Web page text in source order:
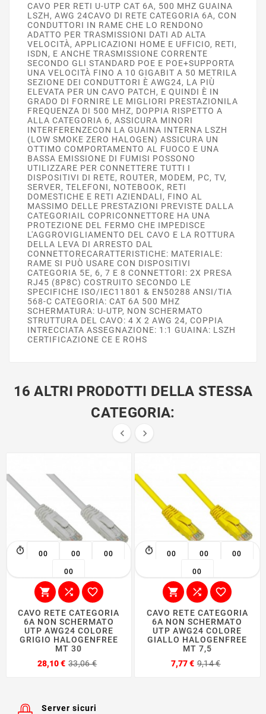
CAVO PER RETI U-UTP CAT 6A, 500 MHZ GUAINA
LSZH, AWG 24CAVO DI RETE CATEGORIA 6A, CON
CONDUTTORI IN RAME CHE LO RENDONO
ADATTO PER TRASMISSIONI DATI AD ALTA
VELOCITÀ, APPLICAZIONI HOME E UFFICIO, RETI,
ISDN, E ANCHE TRASMISSIONE CORRENTE
SECONDO GLI STANDARD POE E POE+SUPPORTA
UNA VELOCITÀ FINO A 10 GIGABIT A 50 METRILA
SEZIONE DEI CONDUTTORI È AWG24, LA PIÙ
ELEVATA PER UN CAVO PATCH, E QUINDI È IN
GRADO DI FORNIRE LE MIGLIORI PRESTAZIONILA
FREQUENZA DI 500 MHZ, DOPPIA RISPETTO A
ALLA CATEGORIA 6, ASSICURA MINORI
INTERFERENZECON LA GUAINA INTERNA LSZH
(LOW SMOKE ZERO HALOGEN) ASSICURA UN
OTTIMO COMPORTAMENTO AL FUOCO E UNA
BASSA EMISSIONE DI FUMISI POSSONO
UTILIZZARE PER CONNETTERE TUTTI I
DISPOSITIVI DI RETE, ROUTER, MODEM, PC, TV,
SERVER, TELEFONI, NOTEBOOK, RETI
DOMESTICHE E RETI AZIENDALI, FINO AL
MASSIMO DELLE PRESTAZIONI PREVISTE DALLA
CATEGORIAIL COPRICONNETTORE HA UNA
PROTEZIONE DEL FERMO CHE IMPEDISCE
L'AGGROVIGLIAMENTO DEL CAVO E LA ROTTURA
DELLA LEVA DI ARRESTO DAL
CONNETTORECARATTERISTICHE: MATERIALE:
RAME SI PUÒ USARE CON DISPOSITIVI
CATEGORIA 5E, 6, 7 E 8 CONNETTORI: 2X PRESA
RJ45 (8P8C) COSTRUITO SECONDO LE
SPECIFICHE ISO/IEC11801 & EN50288 ANSI/TIA
568-C CATEGORIA: CAT 6A 500 MHZ
SCHERMATURA: U-UTP, NON SCHERMATO
STRUTTURA DEL CAVO: 4 X 2 AWG 24, COPPIA
INTRECCIATA ASSEGNAZIONE: 1:1 GUAINA: LSZH
CERTIFICAZIONE CE E ROHS
16 ALTRI PRODOTTI DELLA STESSA
CATEGORIA:
 
00 00 00
00
  
CAVO RETE CATEGORIA
6A NON SCHERMATO
UTP AWG24 COLORE
GRIGIO HALOGENFREE
MT 30
28,10 € 33,06 €
00 00 00
00
  
CAVO RETE CATEGORIA
6A NON SCHERMATO
UTP AWG24 COLORE
GIALLO HALOGENFREE
MT 7,5
7,77 € 9,14 €
Server sicuri